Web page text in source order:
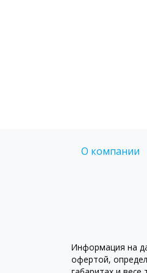
О компании
Информация на
офертой,